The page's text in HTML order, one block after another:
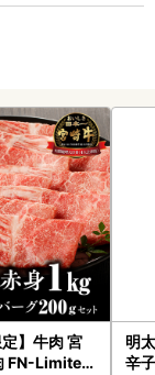
定】牛肉 宮
FN-Limited
明
辛